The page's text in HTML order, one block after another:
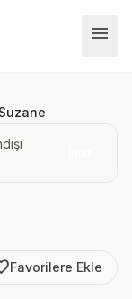
menu
Favorilere Ekle